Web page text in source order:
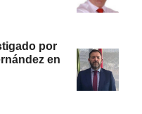
por
en